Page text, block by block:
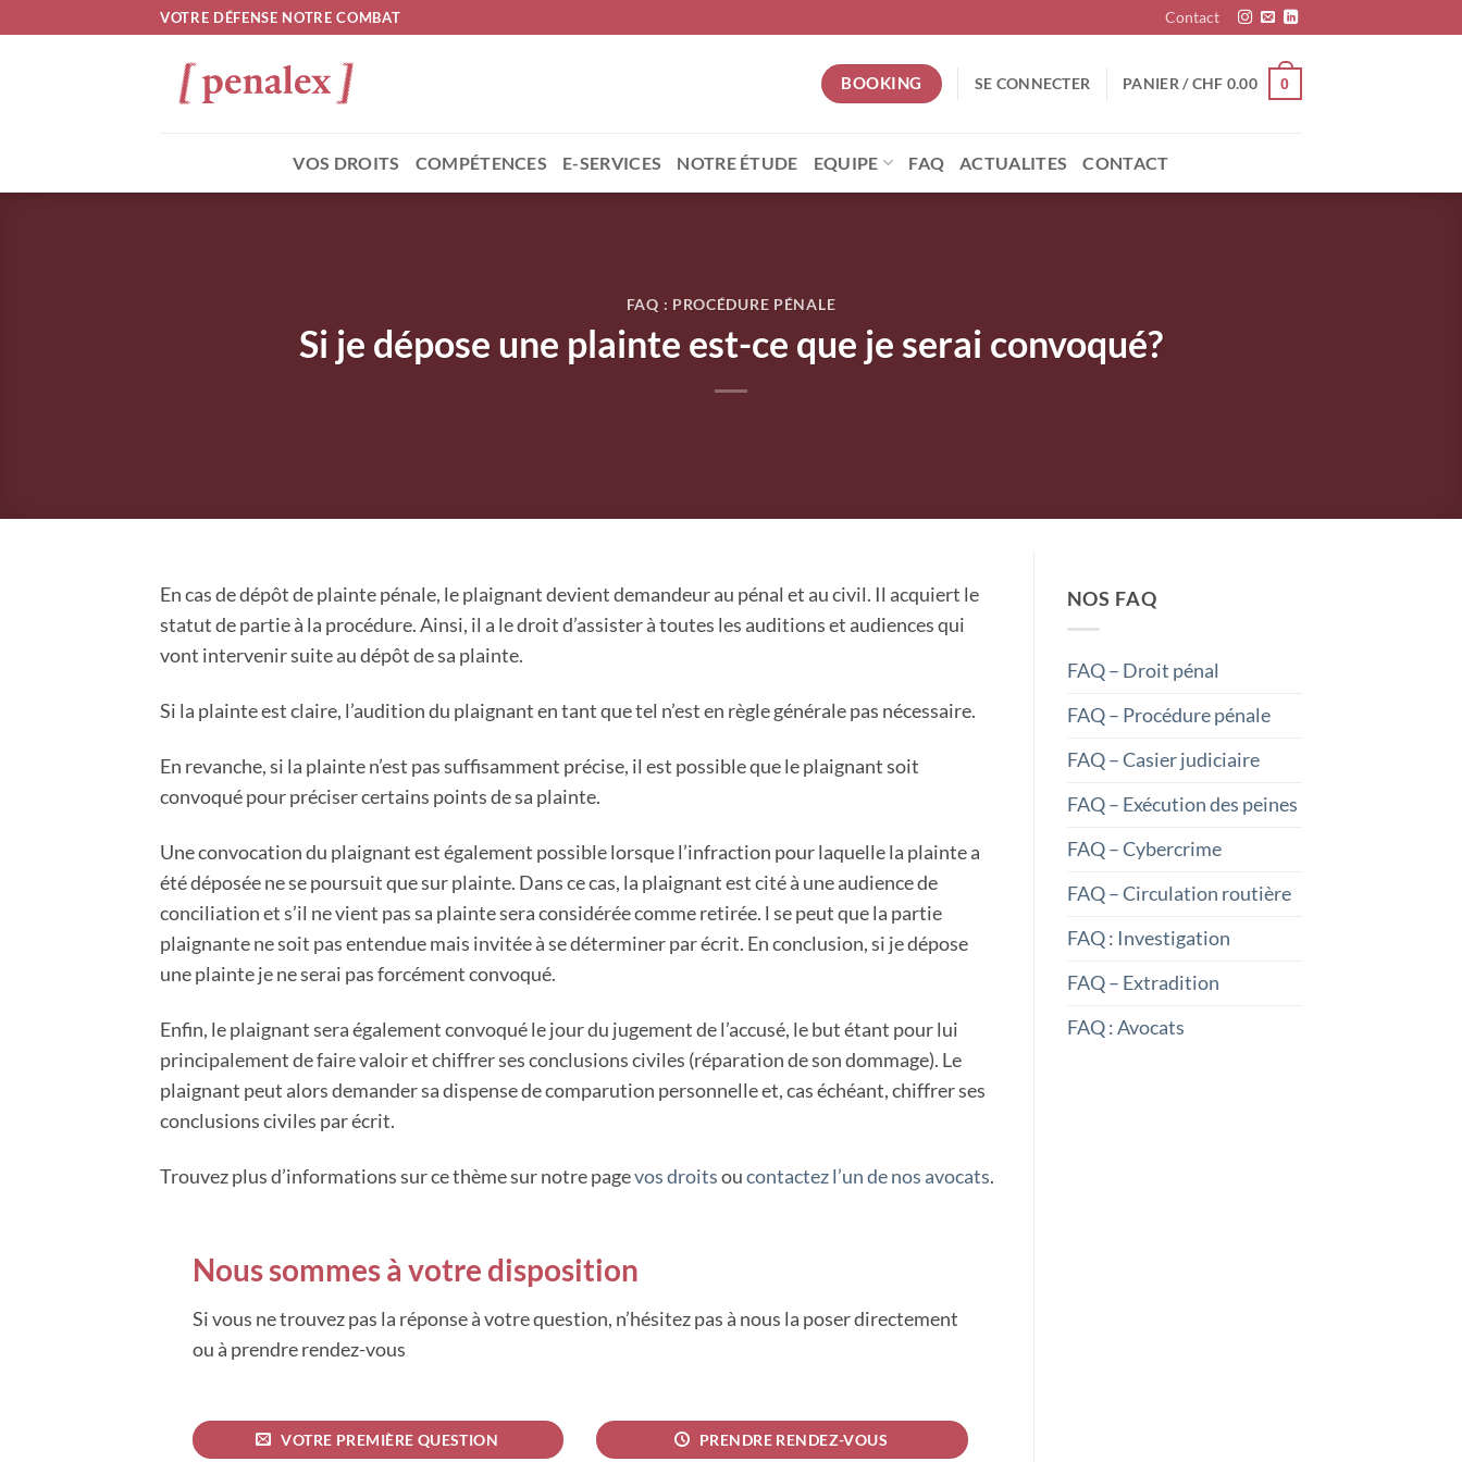
VOTRE DÉFENSE NOTRE COMBAT Contact
BOOKING SE CONNECTER PANIER /CHF 0.00 0
VOS DROITS COMPÉTENCES E-SERVICES NOTRE ÉTUDE EQUIPE FAQ ACTUALITES CONTACT
FAQ : PROCÉDURE PÉNALE
Si je dépose une plainte est-ce que je serai convoqué?
En cas de dépôt de plainte pénale, le plaignant devient demandeur au pénal et au civil. Il acquiert le
statut de partie à la procédure. Ainsi, il a le droit d’assister à toutes les auditions et audiences qui
vont intervenir suite au dépôt de sa plainte.
Si la plainte est claire, l’audition du plaignant en tant que tel n’est en règle générale pas nécessaire.
En revanche, si la plainte n’est pas suffisamment précise, il est possible que le plaignant soit
convoqué pour préciser certains points de sa plainte.
Une convocation du plaignant est également possible lorsque l’infraction pour laquelle la plainte a
été déposée ne se poursuit que sur plainte. Dans ce cas, la plaignant est cité à une audience de
conciliation et s’il ne vient pas sa plainte sera considérée comme retirée. l se peut que la partie
plaignante ne soit pas entendue mais invitée à se déterminer par écrit. En conclusion, si je dépose
une plainte je ne serai pas forcément convoqué.
Enfin, le plaignant sera également convoqué le jour du jugement de l’accusé, le but étant pour lui
principalement de faire valoir et chiffrer ses conclusions civiles (réparation de son dommage). Le
plaignant peut alors demander sa dispense de comparution personnelle et, cas échéant, chiffrer ses
conclusions civiles par écrit.
Trouvez plus d’informations sur ce thème sur notre pagevos droitsoucontactez l’un de nos avocats.
Nous sommes à votre disposition
Si vous ne trouvez pas la réponse à votre question, n’hésitez pas à nous la poser directement
ou à prendre rendez-vous
VOTRE PREMIÈRE QUESTION PRENDRE RENDEZ-VOUS
NOS FAQ
FAQ – Droit pénal
FAQ – Procédure pénale
FAQ – Casier judiciaire
FAQ – Exécution des peines
FAQ – Cybercrime
FAQ – Circulation routière
FAQ : Investigation
FAQ – Extradition
FAQ : Avocats